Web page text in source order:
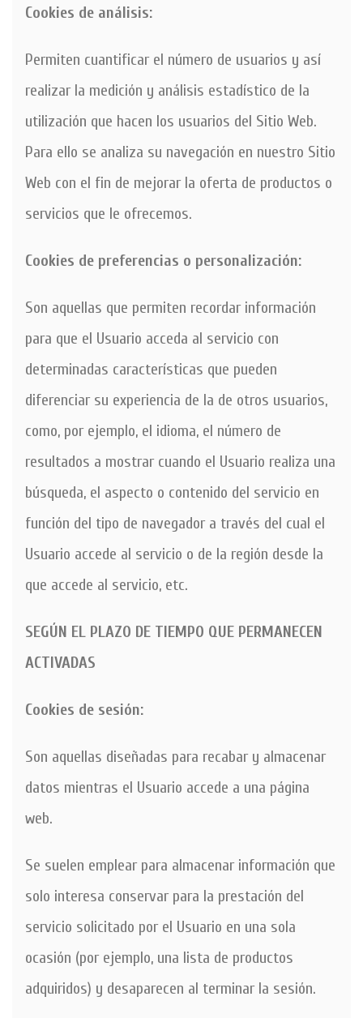
Cookies de análisis:
Permiten cuantificar el número de usuarios y así
realizar la medición y análisis estadístico de la
utilización que hacen los usuarios del Sitio Web.
Para ello se analiza su navegación en nuestro Sitio
Web con el fin de mejorar la oferta de productos o
servicios que le ofrecemos.
Cookies de preferencias o personalización:
Son aquellas que permiten recordar información
para que el Usuario acceda al servicio con
determinadas características que pueden
diferenciar su experiencia de la de otros usuarios,
como, por ejemplo, el idioma, el número de
resultados a mostrar cuando el Usuario realiza una
búsqueda, el aspecto o contenido del servicio en
función del tipo de navegador a través del cual el
Usuario accede al servicio o de la región desde la
que accede al servicio, etc.
SEGÚN EL PLAZO DE TIEMPO QUE PERMANECEN
ACTIVADAS
Cookies de sesión:
Son aquellas diseñadas para recabar y almacenar
datos mientras el Usuario accede a una página
web.
Se suelen emplear para almacenar información que
solo interesa conservar para la prestación del
servicio solicitado por el Usuario en una sola
ocasión (por ejemplo, una lista de productos
adquiridos) y desaparecen al terminar la sesión.